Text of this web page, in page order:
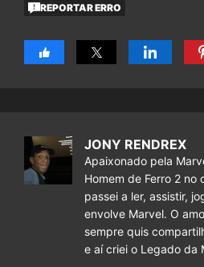
REPORTAR ERRO
JONY RENDREX
Apaixonado pela
Homem de Ferro 2 no
passei a ler, assistir,
envolve Marvel. O
sempre quis
e aí criei o Legado da